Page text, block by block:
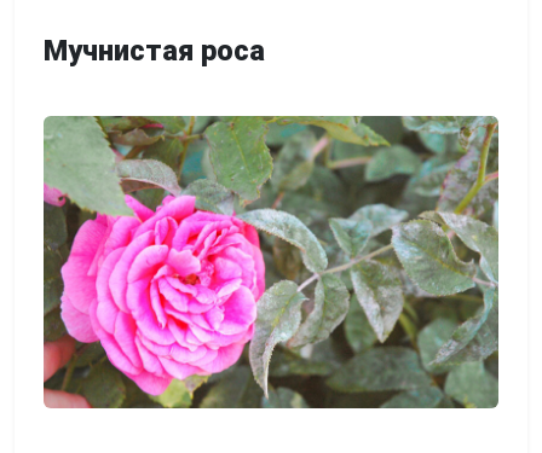
Мучнистая роса